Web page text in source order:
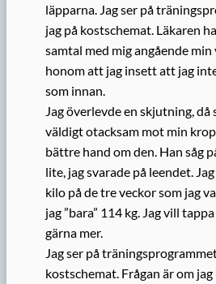
läpparna. Jag ser på
jag på kostschemat. Läkaren
samtal med mig angående min
honom att jag insett att jag
som innan.
Jag överlevde en skjutning, då
väldigt otacksam mot min
bättre hand om den. Han såg
lite, jag svarade på leendet.
kilo på de tre veckor som jag
jag ”bara” 114 kg. Jag vill
gärna mer.
Jag ser på
kostschemat. Frågan är om